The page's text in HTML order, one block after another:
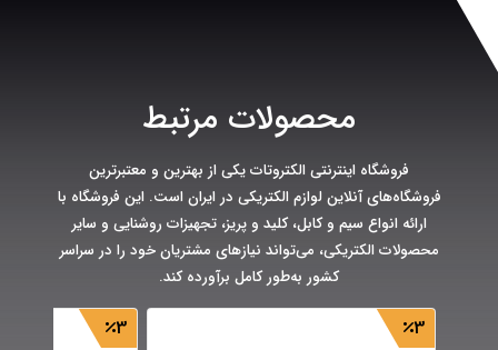
محصولات مرتبط
فروشگاه اینترنتی الکتروتات یکی از بهترین و معتبرترین
فروشگاه‌های آنلاین لوازم الکتریکی در ایران است. این فروشگاه با
ارائه انواع سیم و کابل، کلید و پریز، تجهیزات روشنایی و سایر
محصولات الکتریکی، می‌تواند نیازهای مشتریان خود را در سراسر
کشور به‌طور کامل برآورده کند.
3
3